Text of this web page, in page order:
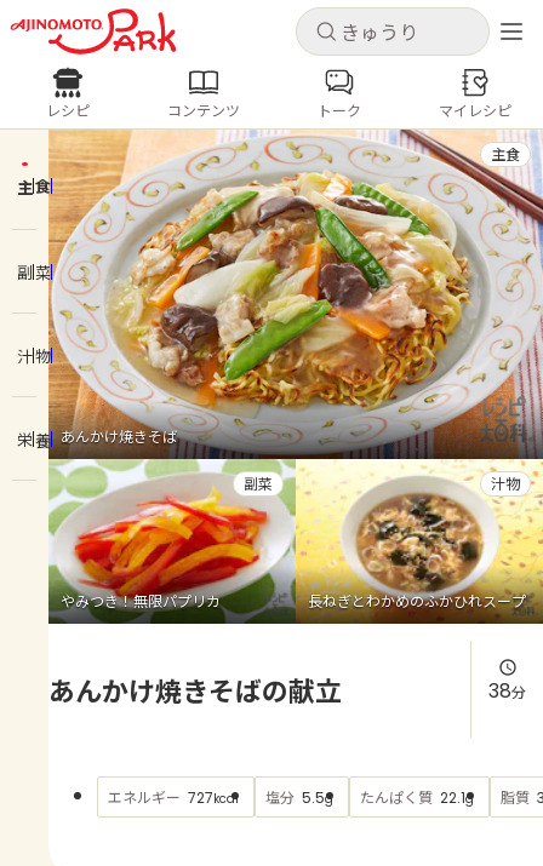
キャンセル
ログインするとレシピを保存できます
ログイン 新規登録
ホーム
コンテンツ
レシピ
トーク
よくあるお問い合わせ
お買い物
AJINOMOTO PARK とは
キャンセル
レシピ コンテンツ
人気の食材・レシピ
きゅうり なす トマト
とうもろこし
ピーマン
みょうが ゴーヤ
レシピ コンテンツ トーク マイレシピ
主食
副菜
汁物
栄養 あんかけ焼きそば
主食
やみつき！無限パプリカ
副菜
長ねぎとわかめのふかひれスープ
汁物
あんかけ焼きそばの献立 38分
エネルギー 727kcal 塩分 5.5g たんぱく質 22.1g 脂質